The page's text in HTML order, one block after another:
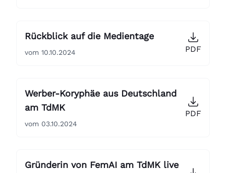
Rückblick auf die Medientage
vom 10.10.2024 PDF
Werber-Koryphäe aus Deutschland
am TdMK
vom 03.10.2024
PDF
Gründerin von FemAI am TdMK live